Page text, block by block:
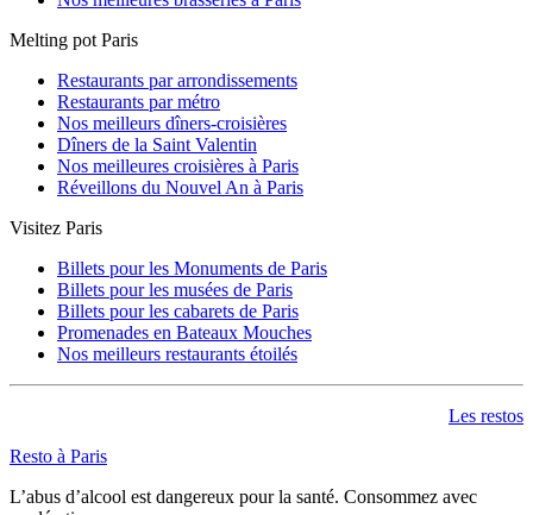
Melting pot Paris
Restaurants par arrondissements
Restaurants par métro
Nos meilleurs dîners-croisières
Dîners de la Saint Valentin
Nos meilleures croisières à Paris
Réveillons du Nouvel An à Paris
Visitez Paris
Billets pour les Monuments de Paris
Billets pour les musées de Paris
Billets pour les cabarets de Paris
Promenades en Bateaux Mouches
Nos meilleurs restaurants étoilés
Les restos
Resto à Paris
L’abus d’alcool est dangereux pour la santé. Consommez avec